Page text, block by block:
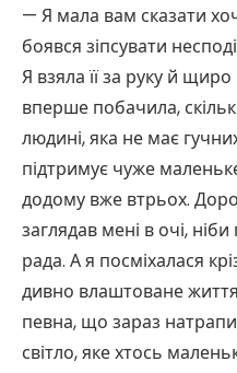
— Я мала вам сказати
боявся зіпсувати
Я взяла її за руку й
вперше побачила,
людині, яка не має
підтримує чуже
додому вже втрьох.
заглядав мені в очі,
рада. А я посміхалася
дивно влаштоване
певна, що зараз
світло, яке хтось